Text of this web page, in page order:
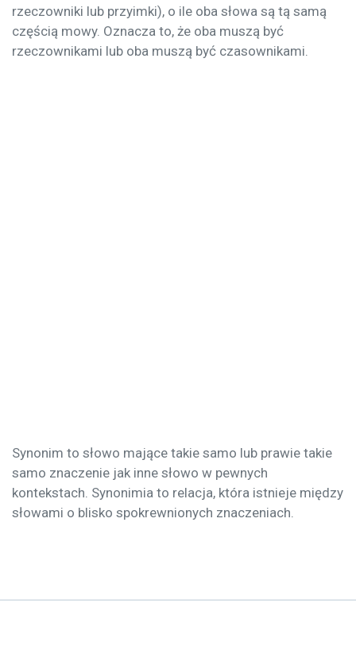
rzeczowniki lub przyimki), o ile oba słowa są tą samą
częścią mowy. Oznacza to, że oba muszą być
rzeczownikami lub oba muszą być czasownikami.
Synonim to słowo mające takie samo lub prawie takie
samo znaczenie jak inne słowo w pewnych
kontekstach. Synonimia to relacja, która istnieje między
słowami o blisko spokrewnionych znaczeniach.